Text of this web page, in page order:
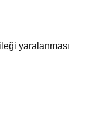
yaralanması